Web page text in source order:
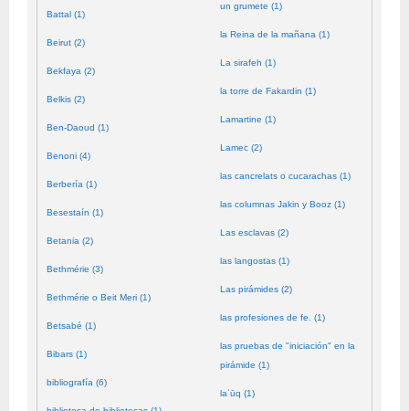
Battal (1)
Beirut (2)
Bekfaya (2)
Belkis (2)
Ben-Daoud (1)
Benoni (4)
Berbería (1)
Besestaín (1)
Betania (2)
Bethmérie (3)
Bethmérie o Beit Meri (1)
Betsabé (1)
Bibars (1)
bibliografía (6)
un grumete (1)
la Reina de la mañana (1)
La sirafeh (1)
la torre de Fakardin (1)
Lamartine (1)
Lamec (2)
las cancrelats o cucarachas (1)
las columnas Jakin y Booz (1)
Las esclavas (2)
las langostas (1)
Las pirámides (2)
las profesiones de fe. (1)
las pruebas de "iniciación" en la
pirámide (1)
laʿūq (1)